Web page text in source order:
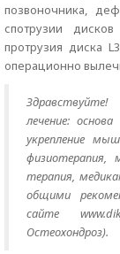
позвоночника,
спотрузии
протрузия диска
операционно
Здравствуйте!
лечение:
укрепление
физиотерапия,
терапия,
общими
сайте
Остеохондроз).